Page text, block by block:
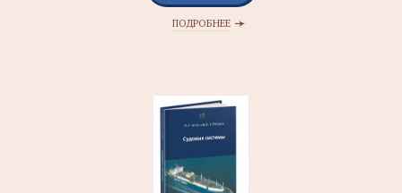
ПОДРОБНЕЕ